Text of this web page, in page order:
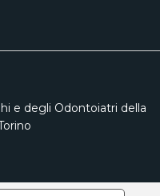
e degli Odontoiatri della